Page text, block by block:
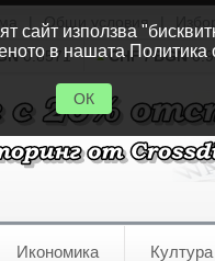
Общи условия
0.8571 CHF / BGN
Икономика Култура
използва
в нашата Политика
ОК